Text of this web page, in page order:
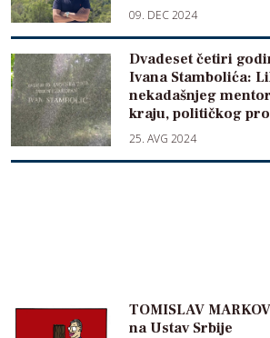
09. DEC 2024
Dvadeset četiri
Ivana Stambolića:
nekadašnjeg
kraju, političkog
25. AVG 2024
TOMISLAV
na Ustav Srbije